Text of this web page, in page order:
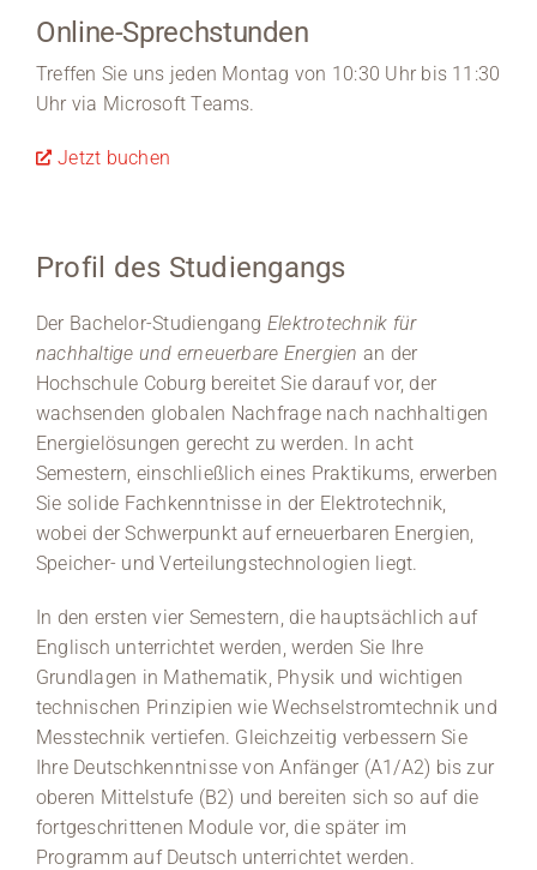
Online-Sprechstunden
Treffen Sie uns jeden Montag von 10:30 Uhr bis 11:30
Uhr via Microsoft Teams.
Jetzt buchen
Profil des Studiengangs
Der Bachelor-Studiengang Elektrotechnik für
nachhaltige und erneuerbare Energien an der
Hochschule Coburg bereitet Sie darauf vor, der
wachsenden globalen Nachfrage nach nachhaltigen
Energielösungen gerecht zu werden. In acht
Semestern, einschließlich eines Praktikums, erwerben
Sie solide Fachkenntnisse in der Elektrotechnik,
wobei der Schwerpunkt auf erneuerbaren Energien,
Speicher- und Verteilungstechnologien liegt.
In den ersten vier Semestern, die hauptsächlich auf
Englisch unterrichtet werden, werden Sie Ihre
Grundlagen in Mathematik, Physik und wichtigen
technischen Prinzipien wie Wechselstromtechnik und
Messtechnik vertiefen. Gleichzeitig verbessern Sie
Ihre Deutschkenntnisse von Anfänger (A1/A2) bis zur
oberen Mittelstufe (B2) und bereiten sich so auf die
fortgeschrittenen Module vor, die später im
Programm auf Deutsch unterrichtet werden.